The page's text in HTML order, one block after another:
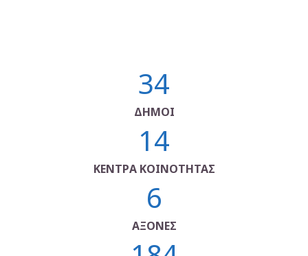
34
ΔΗΜΟΙ
14
ΚΕΝΤΡΑ ΚΟΙΝΟΤΗΤΑΣ
6
ΑΞΟΝΕΣ